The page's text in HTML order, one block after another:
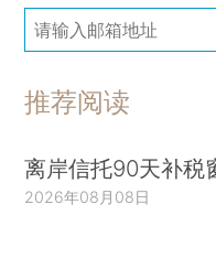
推荐阅读
离岸信托90天补税
2026年08月08日